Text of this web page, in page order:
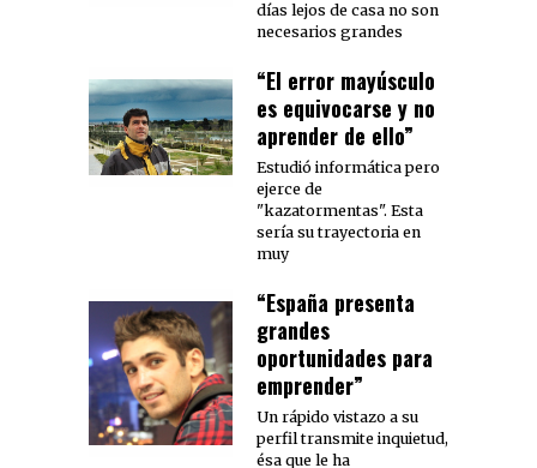
días lejos de casa no son
necesarios grandes
“El error mayúsculo
es equivocarse y no
aprender de ello”
Estudió informática pero
ejerce de
"kazatormentas". Esta
sería su trayectoria en
muy
“España presenta
grandes
oportunidades para
emprender”
Un rápido vistazo a su
perfil transmite inquietud,
ésa que le ha